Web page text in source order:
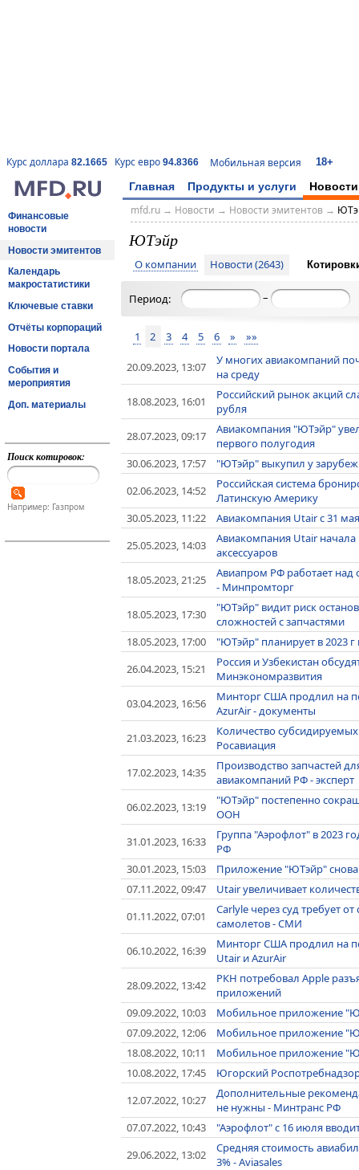
Курс доллара 82.1665 Курс евро 94.8366 Мобильная версия 18+
Главная Продукты и услуги Новости
Финансовые
новости
Новости эмитентов
Календарь
макростатистики
Ключевые ставки
Отчёты корпораций
Новости портала
События и
мероприятия
Доп. материалы
Поиск котировок:
Например: Газпром
mfd.ru→ Новости → Новости эмитентов→
ЮТэйр
О компании Новости (2643)
Период: –
1 2 3 4 5 6 » »»
20.09.2023, 13:07
У многих авиакомпаний
на среду
18.08.2023, 16:01
Российский рынок акций
рубля
28.07.2023, 09:17
Авиакомпания "ЮТэйр"
первого полугодия
30.06.2023, 17:57
"ЮТэйр" выкупил у
02.06.2023, 14:52
Российская система
Латинскую Америку
30.05.2023, 11:22
Авиакомпания Utair с 31
25.05.2023, 14:03
Авиакомпания Utair
аксессуаров
18.05.2023, 21:25
Авиапром РФ работает над
- Минпромторг
18.05.2023, 17:30
"ЮТэйр" видит риск
сложностей с запчастями
18.05.2023, 17:00
"ЮТэйр" планирует в 2023
26.04.2023, 15:21
Россия и Узбекистан
Минэкономразвития
03.04.2023, 16:56
Минторг США продлил на
AzurAir - документы
21.03.2023, 16:23
Количество
Росавиация
17.02.2023, 14:35
Производство запчастей
авиакомпаний РФ - эксперт
06.02.2023, 13:19
"ЮТэйр" постепенно
ООН
31.01.2023, 16:33
Группа "Аэрофлот" в 2023
РФ
30.01.2023, 15:03
Приложение "ЮТэйр" снова
07.11.2022, 09:47
Utair увеличивает
01.11.2022, 07:01
Carlyle через суд требует
самолетов - СМИ
06.10.2022, 16:39
Минторг США продлил на
Utair и AzurAir
28.09.2022, 13:42
РКН потребовал Apple
приложений
09.09.2022, 10:03
Мобильное приложение
07.09.2022, 12:06
Мобильное приложение
18.08.2022, 10:11
Мобильное приложение
10.08.2022, 17:45
Югорский
12.07.2022, 10:27
Дополнительные
не нужны - Минтранс РФ
07.07.2022, 10:43
"Аэрофлот" с 16 июля
29.06.2022, 13:02
Средняя стоимость
3% - Aviasales